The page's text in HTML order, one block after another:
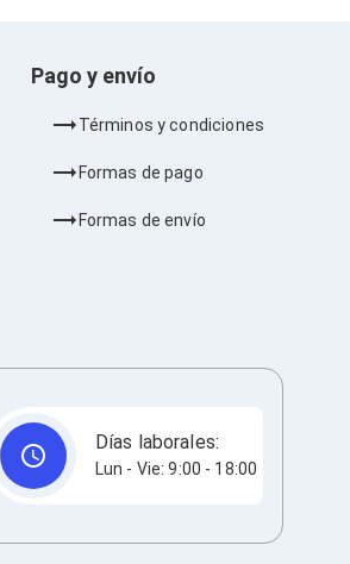
Pago y envío
Términos y condiciones
Formas de pago
Formas de envío
Días laborales:
Lun - Vie: 9:00 - 18:00